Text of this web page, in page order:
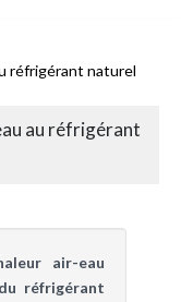
réfrigérant naturel
au réfrigérant
air-eau
réfrigérant